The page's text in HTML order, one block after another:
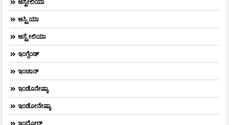
ಆಸ್ಟೇಲಿಯಾ
ಆಸ್ಟ್ರಿಯಾ
ಆಸ್ಟ್ರೇಲಿಯಾ
ಇಂಗ್ಲೆಂಡ್
ಇಂಚಾನ್
ಇಂಡೊನೇಷ್ಯಾ
ಇಂಡೋನೇಷ್ಯಾ